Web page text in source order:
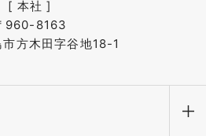
[ 本社 ]
960-8163
方木田字谷地18-1
メ